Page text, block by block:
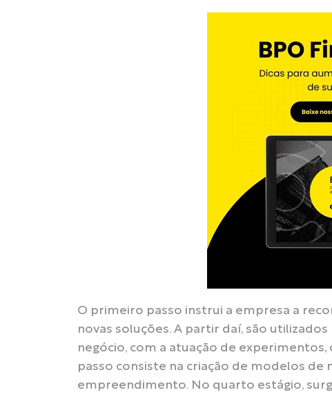
O primeiro passo instrui a empresa a
novas soluções. A partir daí, são
negócio, com a atuação de
passo consiste na criação de modelos de
empreendimento. No quarto estágio,